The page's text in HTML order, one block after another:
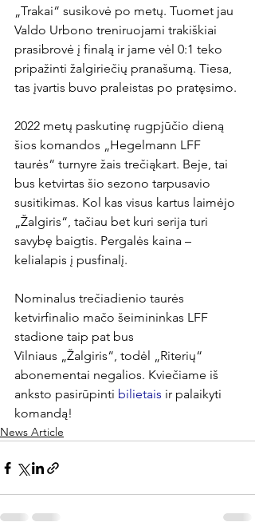
„Trakai“ susikovė po metų. Tuomet jau
Valdo Urbono treniruojami trakiškiai
prasibrovė į finalą ir jame vėl 0:1 teko
pripažinti žalgiriečių pranašumą. Tiesa,
tas įvartis buvo praleistas po pratęsimo.
2022 metų paskutinę rugpjūčio dieną
šios komandos „Hegelmann LFF
taurės“ turnyre žais trečiąkart. Beje, tai
bus ketvirtas šio sezono tarpusavio
susitikimas. Kol kas visus kartus laimėjo
„Žalgiris“, tačiau bet kuri serija turi
savybę baigtis. Pergalės kaina –
kelialapis į pusfinalį.
Nominalus trečiadienio taurės
ketvirfinalio mačo šeimininkas LFF
stadione taip pat bus
Vilniaus „Žalgiris“, todėl „Riterių“
abonementai negalios. Kviečiame iš
anksto pasirūpinti bilietais ir palaikyti
komandą!
News Article